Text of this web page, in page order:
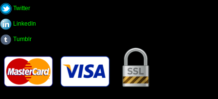
Twitter
LinkedIn
Tumblr